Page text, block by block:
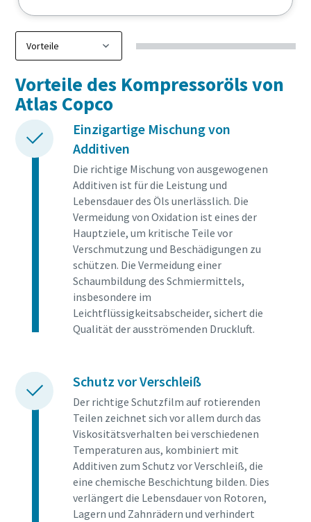
Vorteile des Kompressoröls von
Atlas Copco
Einzigartige Mischung von
Additiven
Die richtige Mischung von ausgewogenen
Additiven ist für die Leistung und
Lebensdauer des Öls unerlässlich. Die
Vermeidung von Oxidation ist eines der
Hauptziele, um kritische Teile vor
Verschmutzung und Beschädigungen zu
schützen. Die Vermeidung einer
Schaumbildung des Schmiermittels,
insbesondere im
Leichtflüssigkeitsabscheider, sichert die
Qualität der ausströmenden Druckluft.
Schutz vor Verschleiß
Der richtige Schutzfilm auf rotierenden
Teilen zeichnet sich vor allem durch das
Viskositätsverhalten bei verschiedenen
Temperaturen aus, kombiniert mit
Additiven zum Schutz vor Verschleiß, die
eine chemische Beschichtung bilden. Dies
verlängert die Lebensdauer von Rotoren,
Lagern und Zahnrädern und verhindert